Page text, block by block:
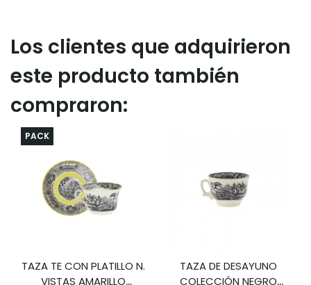
Los clientes que adquirieron
este producto también
compraron:
PACK
TAZA TE CON PLATILLO N.
VISTAS AMARILLO
TAZA DE DESAYUNO
COLECCIÓN NEGRO